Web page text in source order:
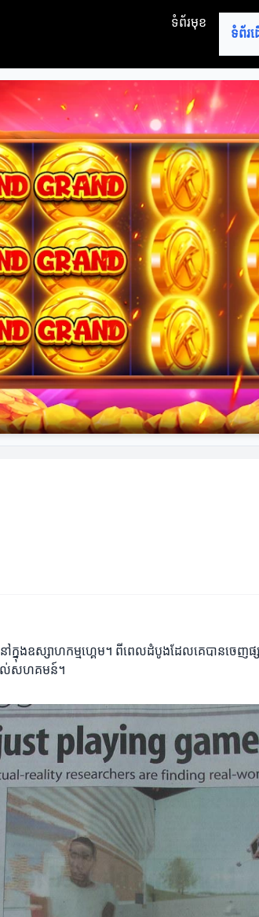
ទំព័រមុខ
ទំព័រ
ក្នុងឧស្សាហកម្មហ្គេម។ ពីពេលដំបូងដែលគេបានចេញ
ដល់សហគមន៍។